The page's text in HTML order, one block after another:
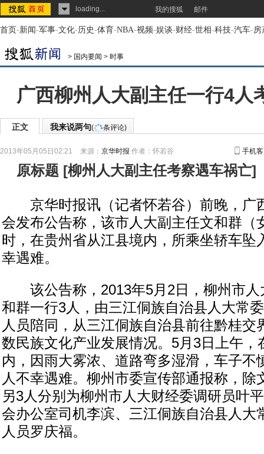
loading... 我的搜狐 邮件
首页-新闻-军事-文化-历史-体育-NBA-视频-娱谈-财经-世相-科技-汽车-房
> 国内要闻 > 时事
广西柳州人大副主任一行4人
正文 我来说两句( 条评论)
2013年05月05日02:21 来源： 京华时报 作者：怀若谷 手机
原标题 [柳州人大副主任考察遇车祸亡]
京华时报讯（记者怀若谷）前晚，广
会发布公告称，该市人大副主任文和群（
时，在贵州省从江县境内，所乘坐轿车坠
幸遇难。
该公告称，2013年5月2日，柳州市人
和群一行3人，由三江侗族自治县人大常
人员陪同，从三江侗族自治县前往黔桂交
数民族文化产业发展情况。5月3日上午，
内，因雨大雾浓、道路弯多湿滑，车子不
人不幸遇难。柳州市委宣传部通报称，除
另3人分别为柳州市人大财经委调研员叶
会办公室司机李滨、三江侗族自治县人大
人员罗庆福。